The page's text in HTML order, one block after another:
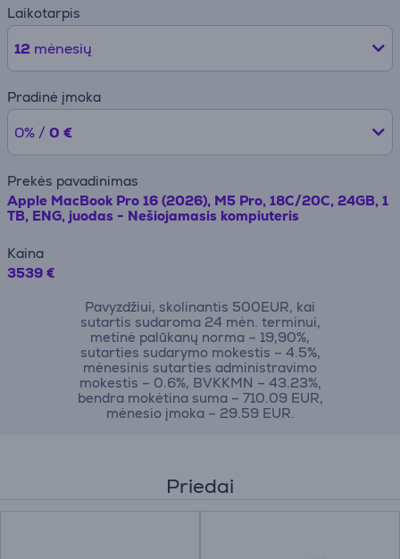
Laikotarpis
12 mėnesių
Pradinė įmoka
0% / 0 €
Prekės pavadinimas
Apple MacBook Pro 16 (2026), M5 Pro, 18C/20C, 24GB, 1
TB, ENG, juodas - Nešiojamasis kompiuteris
Kaina
3539 €
Pavyzdžiui, skolinantis 500EUR, kai
sutartis sudaroma 24 mėn. terminui,
metinė palūkanų norma – 19,90%,
sutarties sudarymo mokestis – 4.5%,
mėnesinis sutarties administravimo
mokestis – 0.6%, BVKKMN – 43.23%,
bendra mokėtina suma – 710.09 EUR,
mėnesio įmoka – 29.59 EUR.
Priedai